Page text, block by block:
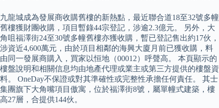
九龍城成為發展商收購舊樓的新熱點，最近聯合道18至32號多幢
舊樓獲財團收購，項目暫錄44宗登記，涉逾2.3億元。 另外，大
角咀福澤街24至30號多幢舊樓亦獲收購，暫已登記售出約17伙，
涉資近4,600萬元，由於項目相鄰的海興大廈月前已獲收購，料
由同一發展商購入，買家以恒地（00012）呼聲高。 本頁顯示的
樓盤說明和相關信息均由地產代理或業主或第三方提供的樓盤資
料。 OneDay不保證或對其準確性或完整性承擔任何責任。 其士
集團旗下大角嘴項目傲寓，位於福澤街8號，屬單幢式建築，樓
高27層，合提供144伙。